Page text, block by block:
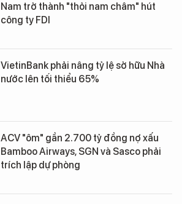
Nam trở thành "thỏi nam châm" hút
công ty FDI
VietinBank phải nâng tỷ lệ sở hữu Nhà
nước lên tối thiểu 65%
ACV "ôm" gần 2.700 tỷ đồng nợ xấu
Bamboo Airways, SGN và Sasco phải
trích lập dự phòng